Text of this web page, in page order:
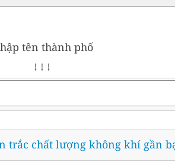
tên thành phố
↓ ↓ ↓
trắc chất lượng không khí gần